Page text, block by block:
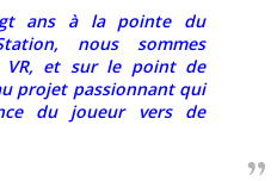
ans à la pointe du
nous sommes
VR, et sur le point de
projet passionnant qui
du joueur vers de